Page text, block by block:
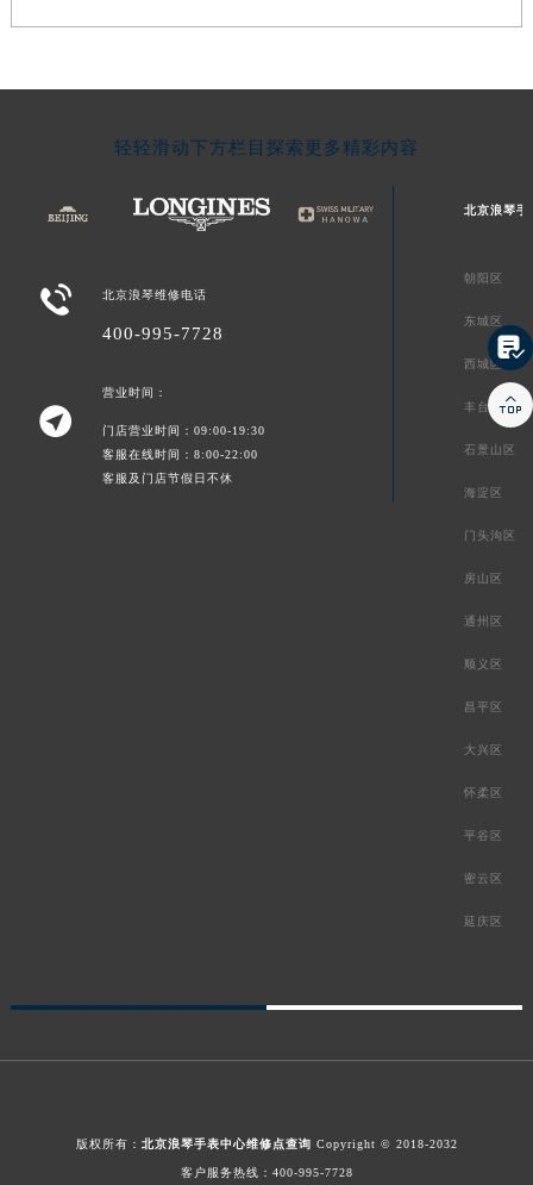
轻轻滑动下方栏目探索更多精彩内容
 北京浪琴维修电话
400-995-7728

营业时间：
门店营业时间：09:00-19:30
客服在线时间：8:00-22:00
客服及门店节假日不休
北京浪琴手
朝阳区
东城区
西城区
丰台区
石景山区
海淀区
门头沟区
房山区
通州区
顺义区
昌平区
大兴区
怀柔区
平谷区
密云区
延庆区
版权所有： 北京浪琴手表中心维修点查询 Copyright © 2018-2032
客户服务热线： 400-995-7728

